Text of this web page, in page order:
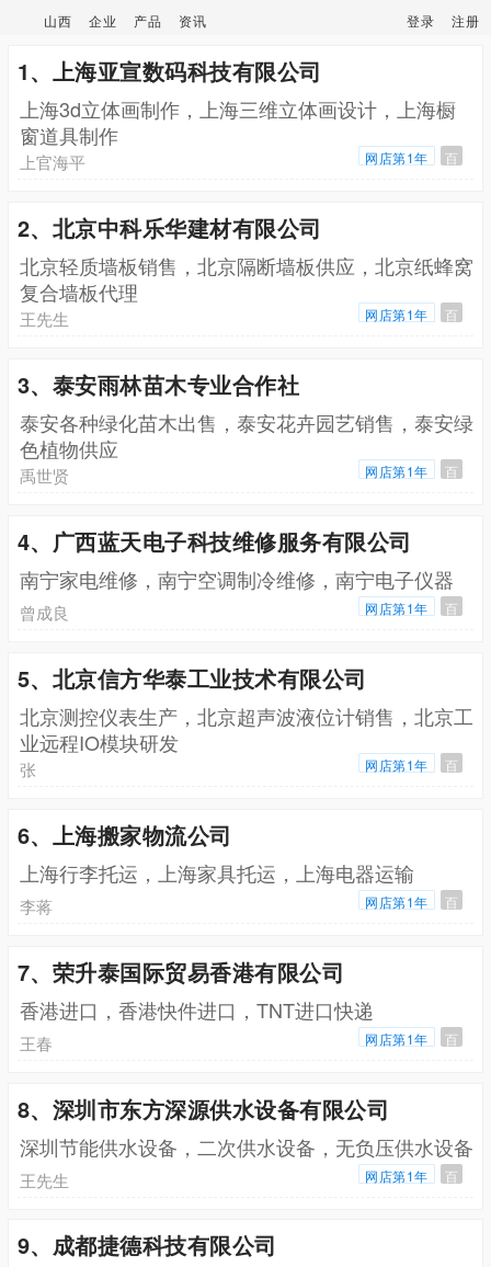
山西 企业 产品 资讯 登录 注册
1、上海亚宣数码科技有限公司
上海3d立体画制作，上海三维立体画设计，上海橱
窗道具制作
上官海平 网店第1年 百
2、北京中科乐华建材有限公司
北京轻质墙板销售，北京隔断墙板供应，北京纸蜂窝
复合墙板代理
王先生 网店第1年 百
3、泰安雨林苗木专业合作社
泰安各种绿化苗木出售，泰安花卉园艺销售，泰安绿
色植物供应
禹世贤 网店第1年 百
4、广西蓝天电子科技维修服务有限公司
南宁家电维修，南宁空调制冷维修，南宁电子仪器
曾成良 网店第1年 百
5、北京信方华泰工业技术有限公司
北京测控仪表生产，北京超声波液位计销售，北京工
业远程IO模块研发
张 网店第1年 百
6、上海搬家物流公司
上海行李托运，上海家具托运，上海电器运输
李蒋 网店第1年 百
7、荣升泰国际贸易香港有限公司
香港进口，香港快件进口，TNT进口快递
王春 网店第1年 百
8、深圳市东方深源供水设备有限公司
深圳节能供水设备，二次供水设备，无负压供水设备
王先生 网店第1年 百
9、成都捷德科技有限公司